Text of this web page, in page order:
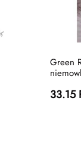
Green
33.15